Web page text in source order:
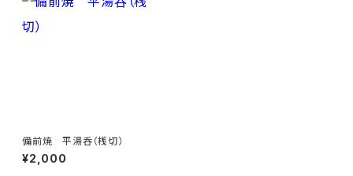
備前焼 平湯呑（桟切）
¥2,000